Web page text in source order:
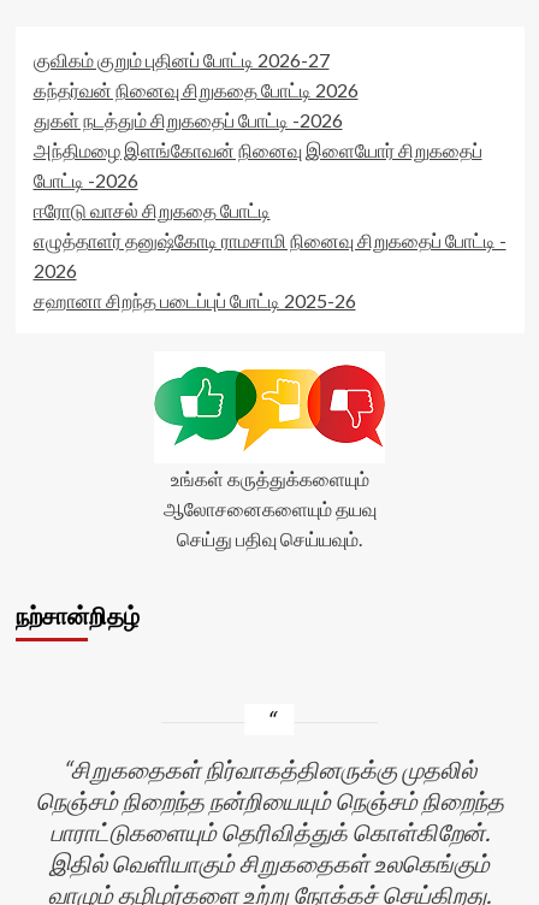
குவிகம் குறும் புதினப் போட்டி 2026-27
கந்தர்வன் நினைவு சிறுகதை போட்டி 2026
துகள் நடத்தும் சிறுகதைப் போட்டி -2026
அந்திமழை இளங்கோவன் நினைவு இளையோர் சிறுகதைப்
போட்டி -2026
ஈரோடு வாசல் சிறுகதை போட்டி
எழுத்தாளர் தனுஷ்கோடி ராமசாமி நினைவு சிறுகதைப் போட்டி -
2026
சஹானா சிறந்த படைப்புப் போட்டி 2025-26
உங்கள் கருத்துக்களையும்
ஆலோசனைகளையும் தயவு
செய்து பதிவு செய்யவும்.
நற்சான்றிதழ்
சிறுகதைகள் நிர்வாகத்தினருக்கு முதலில்
நெஞ்சம் நிறைந்த நன்றியையும் நெஞ்சம் நிறைந்த
பாராட்டுகளையும் தெரிவித்துக் கொள்கிறேன்.
இதில் வெளியாகும் சிறுகதைகள் உலகெங்கும்
வாழும் தழிழர்களை உற்று நோக்கச் செய்கிறது.